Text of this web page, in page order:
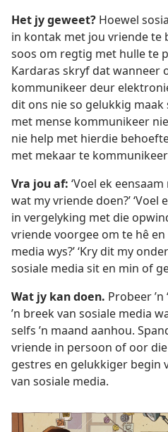
Het jy geweet? Hoewel
in kontak met jou vriende te
soos om regtig met hulle te
Kardaras skryf dat wanneer
kommunikeer deur
dit ons nie so gelukkig
met mense kommunikeer
nie help met hierdie
met mekaar te
Vra jou af: ‘Voel ek
wat my vriende doen?’
in vergelyking met die
vriende voorgee om te hê
media wys?’ ‘Kry dit my
sosiale media sit en min of
Wat jy kan doen. Probeer
’n breek van sosiale media
selfs ’n maand aanhou.
vriende in persoon of oor
gestres en gelukkiger begin
van sosiale media.